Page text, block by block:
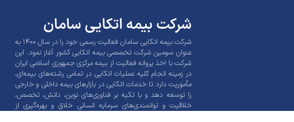
شرکت بیمه اتکایی سامان
شرکت بیمه اتکایی سامان فعالیت رسمی خود را در سال 1400 به
عنوان سومین شرکت تخصصی بیمه اتکایی کشور آغاز نمود. این
شرکت با اخذ پروانه فعالیت از بیمه مرکزی جمهوری اسلامی ایران
در زمینه انجام کلیه عملیات اتکایی در تمامی رشته‌های بیمه‌ای،
مأموریت دارد تا خدمات اتکایی در بازارهای بیمه داخلی و خارجی
را توسعه دهد و با تکیه بر فناوری‌های نوین، دانش، تخصص،
خلاقیت و توانمندی‌های سرمایه انسانی خلاق و بهره‌گیری از